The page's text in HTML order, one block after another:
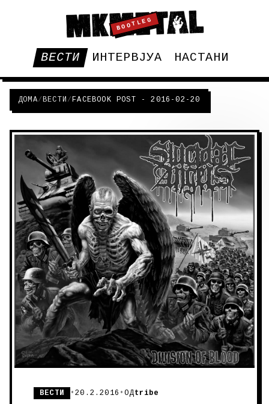
BOOTLEG
ВЕСТИ ИНТЕРВЈУА НАСТАНИ
ДОМА/ВЕСТИ /FACEBOOK POST - 2016-02-20
ВЕСТИ •20.2.2016 •ОДtribe